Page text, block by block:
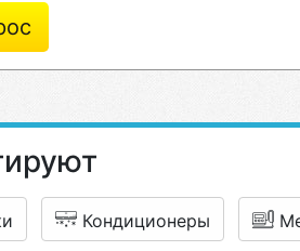
Кондиционеры